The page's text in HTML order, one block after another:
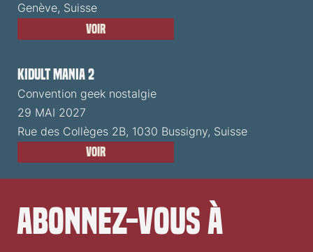
Genève, Suisse
Voir
Kidult Mania 2
Convention geek nostalgie
29 MAI 2027
Rue des Collèges 2B, 1030 Bussigny, Suisse
Voir
Abonnez-vous à